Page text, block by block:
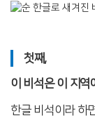
첫째,
이 비석은 이 지역
한글 비석이라 하